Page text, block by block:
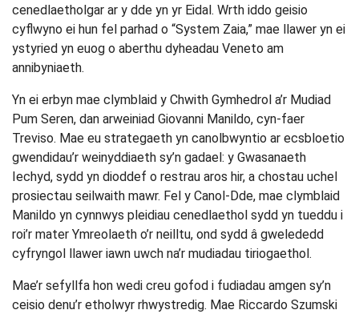
cenedlaetholgar ar y dde yn yr Eidal. Wrth iddo geisio
cyflwyno ei hun fel parhad o “System Zaia,” mae llawer yn ei
ystyried yn euog o aberthu dyheadau Veneto am
annibyniaeth.
Yn ei erbyn mae clymblaid y Chwith Gymhedrol a’r Mudiad
Pum Seren, dan arweiniad Giovanni Manildo, cyn-faer
Treviso. Mae eu strategaeth yn canolbwyntio ar ecsbloetio
gwendidau’r weinyddiaeth sy’n gadael: y Gwasanaeth
Iechyd, sydd yn dioddef o restrau aros hir, a chostau uchel
prosiectau seilwaith mawr. Fel y Canol-Dde, mae clymblaid
Manildo yn cynnwys pleidiau cenedlaethol sydd yn tueddu i
roi’r mater Ymreolaeth o’r neilltu, ond sydd â gwelededd
cyfryngol llawer iawn uwch na’r mudiadau tiriogaethol.
Mae’r sefyllfa hon wedi creu gofod i fudiadau amgen sy’n
ceisio denu’r etholwyr rhwystredig. Mae Riccardo Szumski